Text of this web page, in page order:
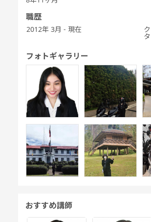
職歴
2012年 3月 - 現在
フォトギャラリー
おすすめ講師